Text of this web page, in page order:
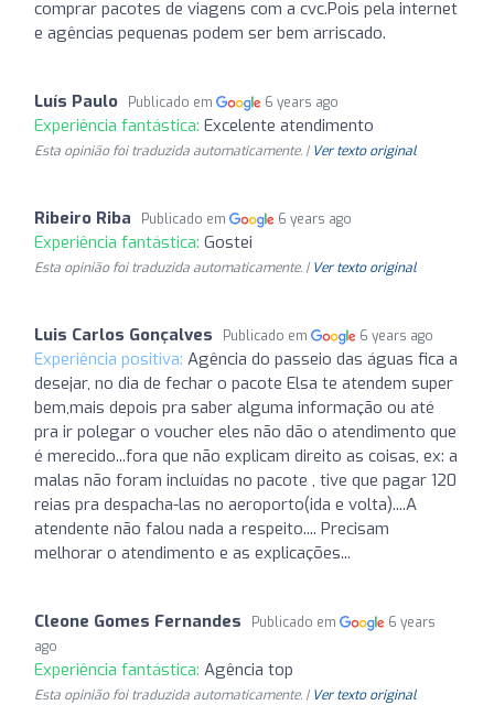
comprar pacotes de viagens com a cvc.Pois pela internet
e agências pequenas podem ser bem arriscado.
Luís Paulo Publicado em 6 years ago
Experiência fantástica: Excelente atendimento
Esta opinião foi traduzida automaticamente. | Ver texto original
Ribeiro Riba Publicado em 6 years ago
Experiência fantástica: Gostei
Esta opinião foi traduzida automaticamente. | Ver texto original
Luis Carlos Gonçalves Publicado em 6 years ago
Experiência positiva: Agência do passeio das águas fica a
desejar, no dia de fechar o pacote Elsa te atendem super
bem,mais depois pra saber alguma informação ou até
pra ir polegar o voucher eles não dão o atendimento que
é merecido...fora que não explicam direito as coisas, ex: a
malas não foram incluídas no pacote , tive que pagar 120
reias pra despacha-las no aeroporto(ida e volta)....A
atendente não falou nada a respeito.... Precisam
melhorar o atendimento e as explicações...
Cleone Gomes Fernandes Publicado em
6 years
ago
Experiência fantástica: Agência top
Esta opinião foi traduzida automaticamente. | Ver texto original